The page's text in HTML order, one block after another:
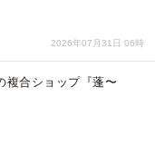
2026年07月31日 06時
複合ショップ『蓬〜